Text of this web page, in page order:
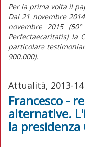
Per la prima volta il
Dal 21 novembre
novembre 2015
Perfectaecaritatis) la
particolare
900.000).
Attualità, 2013-14
Francesco -
alternative.
la presidenza